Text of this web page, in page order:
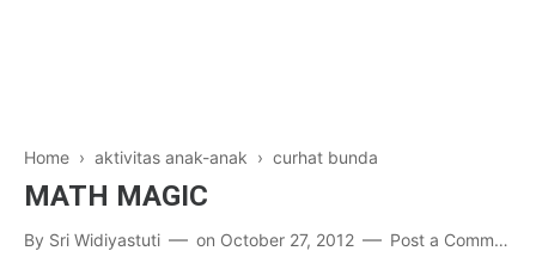
Home › aktivitas anak-anak › curhat bunda
MATH MAGIC
By Sri Widiyastuti on October 27, 2012 Post a Comment